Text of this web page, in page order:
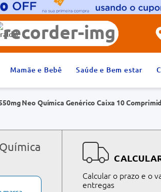
Mamãe e Bebê Saúde e Bem estar
Neo Química Genérico Caixa 10
Calcular o prazo e o
entregas